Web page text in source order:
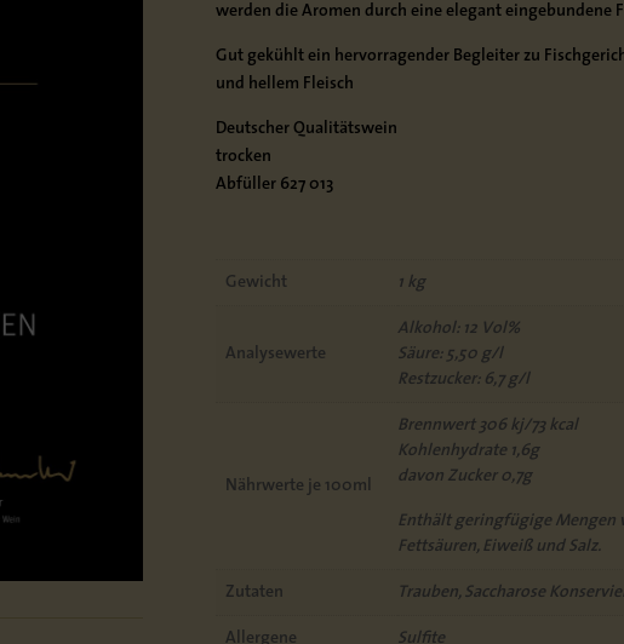
werden die Aromen durch eine elegant eingebundene
Gut gekühlt ein hervorragender Begleiter zu
und hellem Fleisch
Deutscher Qualitätswein
trocken
Abfüller 627 013
Gewicht 1 kg
Analysewerte
Alkohol: 12 Vol%
Säure: 5,50 g/l
Restzucker: 6,7 g/l
Nährwerte je 100ml
Brennwert 306 kj/73 kcal
Kohlenhydrate 1,6g
davon Zucker 0,7g
Enthält geringfügige Mengen
Fettsäuren, Eiweiß und Salz.
Zutaten Trauben, Saccharose
Allergene Sulfite